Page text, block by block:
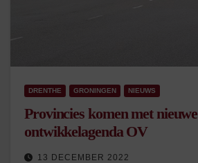
DRENTHE GRONINGEN NIEUWS
Provincies komen met nieuwe
ontwikkelagenda OV
13 DECEMBER 2022